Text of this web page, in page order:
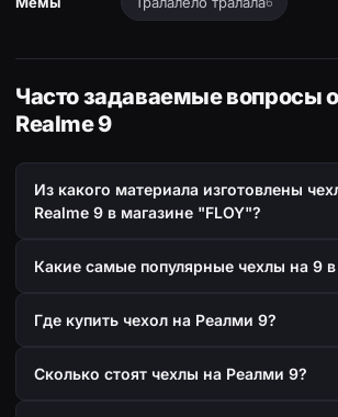
Часто задаваемые вопросы
Realme 9
Из какого материала изготовлены
Realme 9 в магазине "FLOY"?
Какие самые популярные чехлы на 9
Где купить чехол на Реалми 9?
Сколько стоят чехлы на Реалми 9?